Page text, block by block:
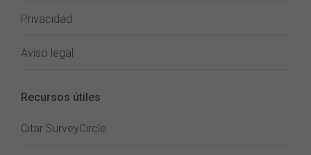
Privacidad
Aviso legal
Recursos útiles
Citar SurveyCircle